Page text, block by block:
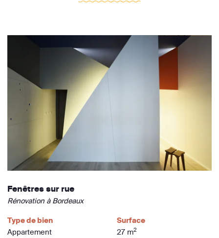
Fenêtres sur rue
Rénovation à Bordeaux
Type de bien
Appartement
Surface
27 m2